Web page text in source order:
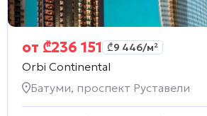
от ₾236 151 ₾9 446/м²
Orbi Continental
Батуми, проспект Руставели